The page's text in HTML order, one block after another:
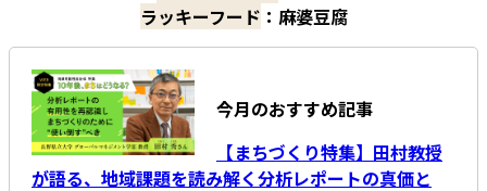
ラッキーフード ：麻婆豆腐
今月のおすすめ記事
【まちづくり特集】田村教授
が語る、地域課題を読み解く分析レポートの真価と